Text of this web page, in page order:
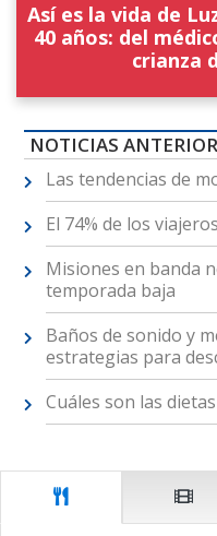
Así es la vida de
40 años: del
crianza
NOTICIAS
Las tendencias de
El 74% de los
Misiones en banda
temporada baja
Baños de sonido y
estrategias para
Cuáles son las